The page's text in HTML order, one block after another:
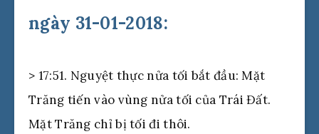
ngày 31-01-2018:
> 17:51. Nguyệt thực nửa tối bắt đầu: Mặt
Trăng tiến vào vùng nửa tối của Trái Đất.
Mặt Trăng chỉ bị tối đi thôi.